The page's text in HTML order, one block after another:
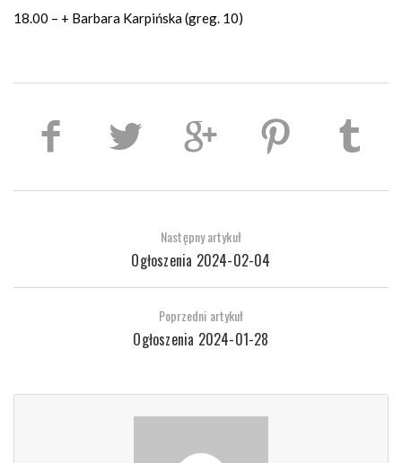
18.00 – + Barbara Karpińska (greg. 10)
Następny artykuł
Ogłoszenia 2024-02-04
Poprzedni artykuł
Ogłoszenia 2024-01-28